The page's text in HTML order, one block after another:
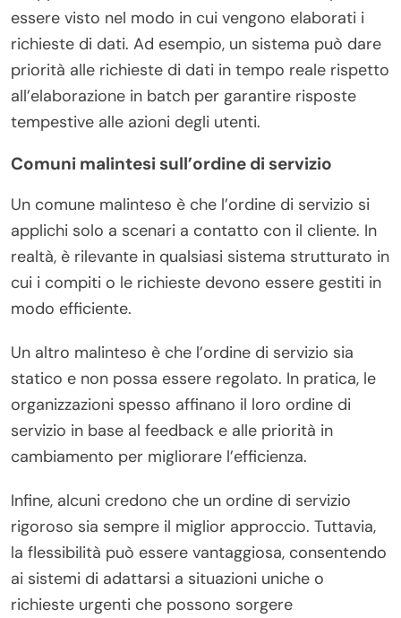
essere visto nel modo in cui vengono elaborati i
richieste di dati. Ad esempio, un sistema può dare
priorità alle richieste di dati in tempo reale rispetto
all’elaborazione in batch per garantire risposte
tempestive alle azioni degli utenti.
Comuni malintesi sull’ordine di servizio
Un comune malinteso è che l’ordine di servizio si
applichi solo a scenari a contatto con il cliente. In
realtà, è rilevante in qualsiasi sistema strutturato in
cui i compiti o le richieste devono essere gestiti in
modo efficiente.
Un altro malinteso è che l’ordine di servizio sia
statico e non possa essere regolato. In pratica, le
organizzazioni spesso affinano il loro ordine di
servizio in base al feedback e alle priorità in
cambiamento per migliorare l’efficienza.
Infine, alcuni credono che un ordine di servizio
rigoroso sia sempre il miglior approccio. Tuttavia,
la flessibilità può essere vantaggiosa, consentendo
ai sistemi di adattarsi a situazioni uniche o
richieste urgenti che possono sorgere